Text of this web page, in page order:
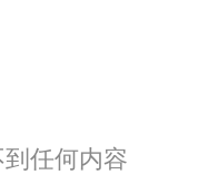
任何内容